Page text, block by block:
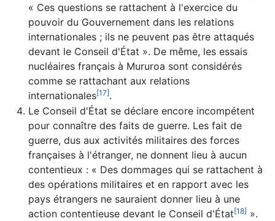
« Ces questions se rattachent à l'exercice du
pouvoir du Gouvernement dans les relations
internationales ; ils ne peuvent pas être attaqués
devant le Conseil d'État ». De même, les essais
nucléaires français à Mururoa sont considérés
comme se rattachant aux relations
internationales[17].
Le Conseil d'État se déclare encore incompétent
pour connaître des faits de guerre. Les fait de
guerre, dus aux activités militaires des forces
françaises à l'étranger, ne donnent lieu à aucun
contentieux : « Des dommages qui se rattachent à
des opérations militaires et en rapport avec les
pays étrangers ne sauraient donner lieu à une
action contentieuse devant le Conseil d'État[18] ».